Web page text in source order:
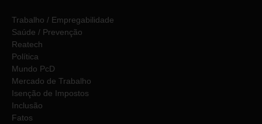
Trabalho / Empregabilidade
Saúde / Prevenção
Reatech
Política
Mundo PcD
Mercado de Trabalho
Isenção de Impostos
Inclusão
Fatos